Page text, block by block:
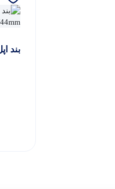
بند